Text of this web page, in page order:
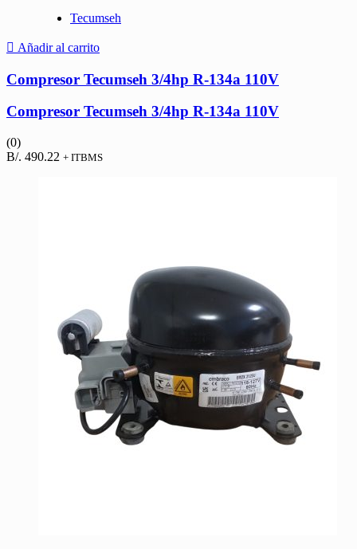
Tecumseh
Añadir al carrito
Compresor Tecumseh 3/4hp R-134a 110V
Compresor Tecumseh 3/4hp R-134a 110V
(0)
B/. 490.22 + ITBMS